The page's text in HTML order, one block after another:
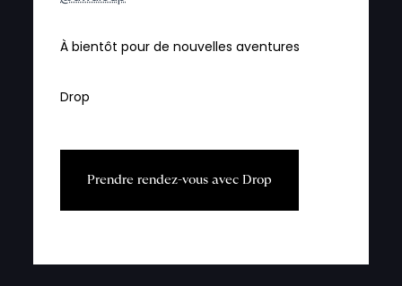
À bientôt pour de nouvelles aventures
Drop
Prendre rendez-vous avec Drop